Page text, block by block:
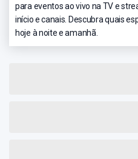
para eventos ao vivo na TV e
início e canais. Descubra quais
hoje à noite e amanhã.